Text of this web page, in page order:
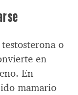
o
en
En
mamario